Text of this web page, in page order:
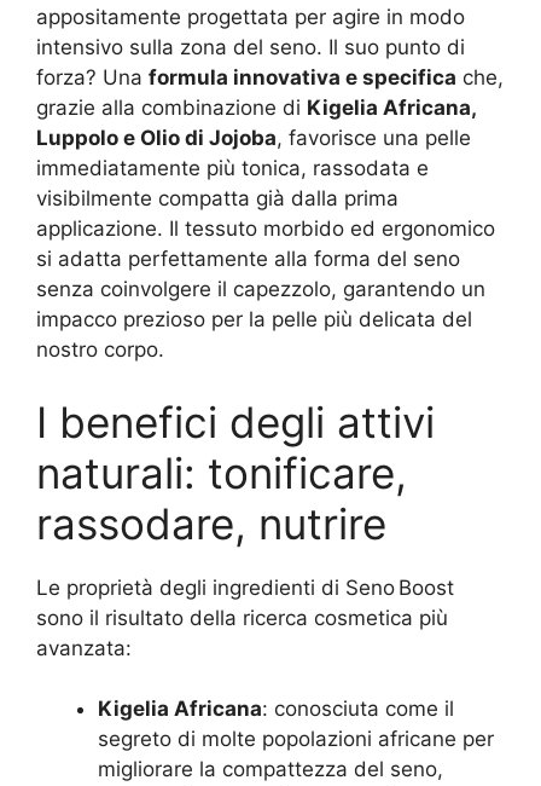
appositamente progettata per agire in modo
intensivo sulla zona del seno. Il suo punto di
forza? Una formula innovativa e specifica che,
grazie alla combinazione di Kigelia Africana,
Luppolo e Olio di Jojoba, favorisce una pelle
immediatamente più tonica, rassodata e
visibilmente compatta già dalla prima
applicazione. Il tessuto morbido ed ergonomico
si adatta perfettamente alla forma del seno
senza coinvolgere il capezzolo, garantendo un
impacco prezioso per la pelle più delicata del
nostro corpo.
I benefici degli attivi
naturali: tonificare,
rassodare, nutrire
Le proprietà degli ingredienti di Seno Boost
sono il risultato della ricerca cosmetica più
avanzata:
Kigelia Africana: conosciuta come il
segreto di molte popolazioni africane per
migliorare la compattezza del seno,